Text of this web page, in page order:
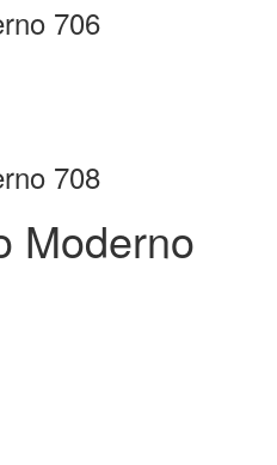
706
708
Moderno